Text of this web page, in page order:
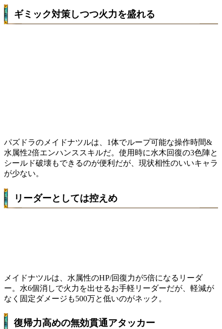
ギミック対策しつつ火力を盛れる
パズドラのメイドナツルは、1体でループ可能な操作時間&
水属性2倍エンハンススキルだ。使用時に水木回復の3色陣と
シールド破壊もできるのが便利だが、現状相性のいいキャラ
が少ない。
リーダーとしては控えめ
メイドナツルは、水属性のHP/回復力が5倍になるリーダ
ー。水6個消しで火力を出せるお手軽リーダーだが、軽減が
なく固定ダメージも500万と低いのがネック。
復帰力高めの無効貫通アタッカー